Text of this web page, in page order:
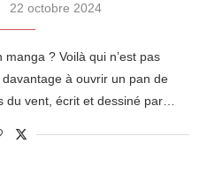
22 octobre 2024
? Voilà qui n’est pas
davantage à ouvrir un pan de
du vent, écrit et dessiné par…